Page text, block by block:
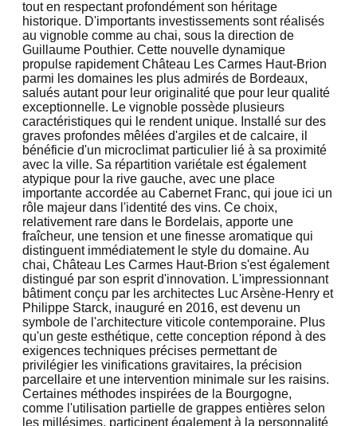
tout en respectant profondément son héritage
historique. D'importants investissements sont réalisés
au vignoble comme au chai, sous la direction de
Guillaume Pouthier. Cette nouvelle dynamique
propulse rapidement Château Les Carmes Haut-Brion
parmi les domaines les plus admirés de Bordeaux,
salués autant pour leur originalité que pour leur qualité
exceptionnelle. Le vignoble possède plusieurs
caractéristiques qui le rendent unique. Installé sur des
graves profondes mêlées d'argiles et de calcaire, il
bénéficie d'un microclimat particulier lié à sa proximité
avec la ville. Sa répartition variétale est également
atypique pour la rive gauche, avec une place
importante accordée au Cabernet Franc, qui joue ici un
rôle majeur dans l'identité des vins. Ce choix,
relativement rare dans le Bordelais, apporte une
fraîcheur, une tension et une finesse aromatique qui
distinguent immédiatement le style du domaine. Au
chai, Château Les Carmes Haut-Brion s'est également
distingué par son esprit d'innovation. L'impressionnant
bâtiment conçu par les architectes Luc Arsène-Henry et
Philippe Starck, inauguré en 2016, est devenu un
symbole de l'architecture viticole contemporaine. Plus
qu'un geste esthétique, cette conception répond à des
exigences techniques précises permettant de
privilégier les vinifications gravitaires, la précision
parcellaire et une intervention minimale sur les raisins.
Certaines méthodes inspirées de la Bourgogne,
comme l'utilisation partielle de grappes entières selon
les millésimes, participent également à la personnalité